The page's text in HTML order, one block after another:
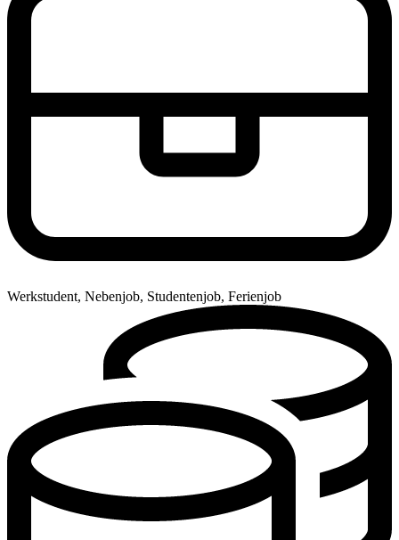
Werkstudent, Nebenjob, Studentenjob, Ferienjob